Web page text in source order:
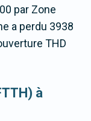
par Zone
a perdu 3938
THD
à